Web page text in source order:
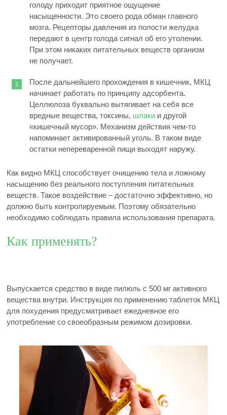
голоду приходит приятное ощущение
насыщенности. Это своего рода обман главного
мозга. Рецепторы давления из полости желудка
передают в центр голода сигнал об его утолении.
При этом никаких питательных веществ организм
не получает.
После дальнейшего прохождения в кишечник, МКЦ
начинает работать по принципу адсорбента.
Целлюлоза буквально вытягивает на себя все
вредные вещества, токсины, шлаки и другой
«кишечный мусор». Механизм действия чем-то
напоминает активированный уголь. В таком виде
остатки непереваренной пищи выходят наружу.
Как видно МКЦ способствует очищению тела и ложному
насыщению без реального поступления питательных
веществ. Такое воздействие – достаточно эффективно, но
должно быть контролируемым. Поэтому обязательно
необходимо соблюдать правила использования препарата.
Как применять?
Выпускается средство в виде пилюль с 500 мг активного
вещества внутри. Инструкция по применению таблеток МКЦ
для похудения предусматривает ежедневное его
употребление со своеобразным режимом дозировки.